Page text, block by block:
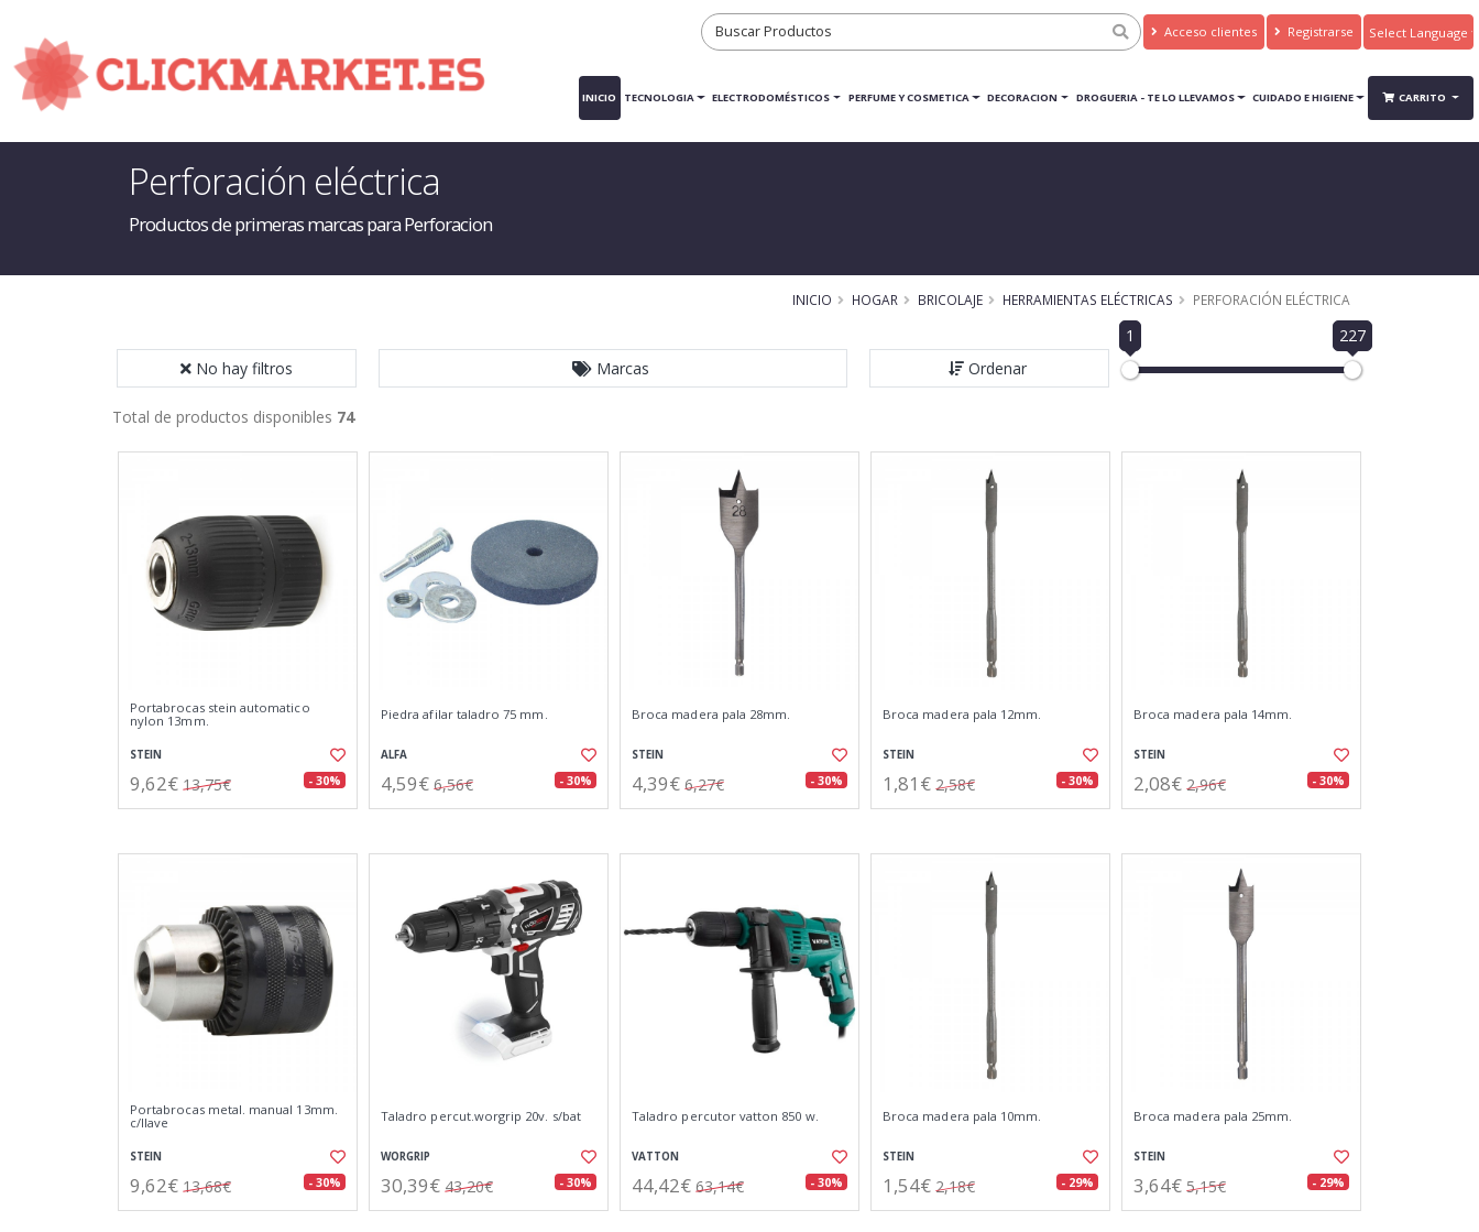
Acceso clientes Registrarse
Translate
INICIO TECNOLOGIA ELECTRODOMÉSTICOS PERFUME Y COSMETICA DECORACION DROGUERIA - TE LO LLEVAMOS CUIDADO E HIGIENE CARRITO
Perforación eléctrica
Productos de primeras marcas para Perforacion
INICIO HOGAR BRICOLAJE HERRAMIENTAS ELÉCTRICAS PERFORACIÓN ELÉCTRICA
No hay filtros Marcas Ordenar
1 227
Total de productos disponibles 74
Portabrocas stein automatico
nylon 13mm.
STEIN
9,62€ 13,75€ - 30%
Piedra afilar taladro 75 mm.
ALFA
4,59€ 6,56€ - 30%
Broca madera pala 28mm.
STEIN
4,39€ 6,27€ - 30%
Broca madera pala 12mm.
STEIN
1,81€ 2,58€ - 30%
Broca madera pala 14mm.
STEIN
2,08€ 2,96€ - 30%
Portabrocas metal. manual 13mm.
c/llave
STEIN
9,62€ 13,68€ - 30%
Taladro percut.worgrip 20v. s/bat
WORGRIP
30,39€ 43,20€ - 30%
Taladro percutor vatton 850 w.
VATTON
44,42€ 63,14€ - 30%
Broca madera pala 10mm.
STEIN
1,54€ 2,18€ - 29%
Broca madera pala 25mm.
STEIN
3,64€ 5,15€ - 29%